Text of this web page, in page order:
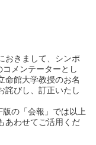
おきまして、シンポ
メンテーターとし
命館大学教授のお名
詫びし、訂正いたし
の「会報」では以上
あわせてご活用くだ